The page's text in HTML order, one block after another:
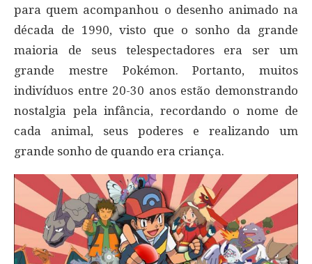
para quem acompanhou o desenho animado na
década de 1990, visto que o sonho da grande
maioria de seus telespectadores era ser um
grande mestre Pokémon. Portanto, muitos
indivíduos entre 20-30 anos estão demonstrando
nostalgia pela infância, recordando o nome de
cada animal, seus poderes e realizando um
grande sonho de quando era criança.